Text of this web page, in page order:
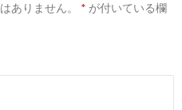
ありません。 * が付いている欄